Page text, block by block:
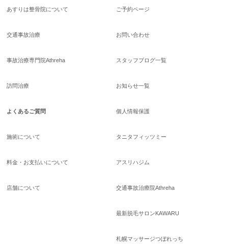
あすりは整骨院について
交通事故治療
事故治療専門院Athreha
訪問治療
よくあるご質問
施術について
料金・お支払いについて
店舗について
ご予約ページ
お問い合わせ
スタッフブログ一覧
お知らせ一覧
個人情報保護
タニタフィッツミー
アスリハジム
交通事故治療院Athreha
最新脱毛サロンKAWARU
札幌マッサージつぼれっち